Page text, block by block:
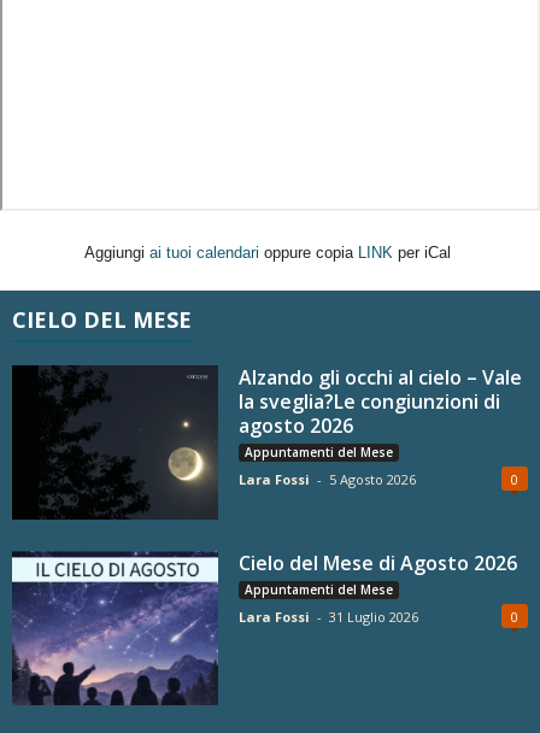
Aggiungi ai tuoi calendari oppure copia LINK per iCal
CIELO DEL MESE
Alzando gli occhi al cielo – Vale
la sveglia?Le congiunzioni di
agosto 2026
Appuntamenti del Mese
Lara Fossi - 5 Agosto 2026 0
Cielo del Mese di Agosto 2026
Appuntamenti del Mese
Lara Fossi - 31 Luglio 2026 0